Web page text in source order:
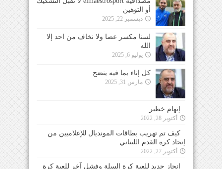
أو التوهين
ديسمبر 22, 2025
لسنا مكسر عصا ولا نخاف من احد إلا
الله
يوليو 6, 2025
كل إناء بما فيه ينضح
مارس 31, 2025
إتهام خطير
أكتوبر 28, 2022
كيف تم تهريب بطاقات المونديال للإعلاميين من
إتحاد كرة القدم اللبناني
أكتوبر 27, 2022
إنجاز جديد للعبة كرة السلة وفشل آخر للعبة كرة